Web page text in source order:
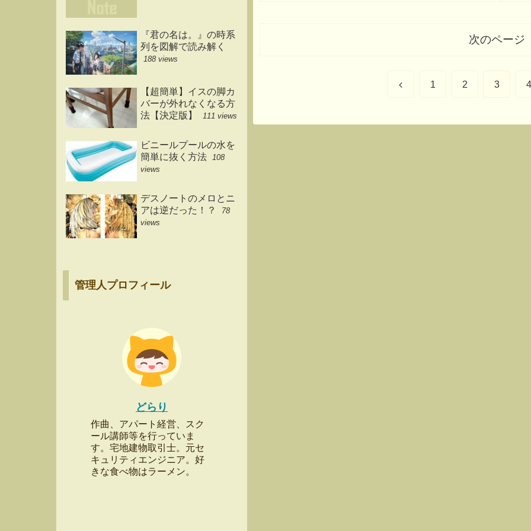
次のページ
1 2 3 4
『君の名は。』の時系
列を図解で読み解く
188 views
【超簡単】イスの脚カ
バーが外れなくなる方
法【決定版】
111 views
ビニールプールの水を
簡単に抜く方法 108
views
デスノートのメロとニ
アは逆だった！？
78
views
管理人プロフィール
どらり
作曲、アパート経営、スク
ール講師等を行っていま
す。宅地建物取引士。元セ
キュリティエンジニア。好
きな食べ物はラーメン。